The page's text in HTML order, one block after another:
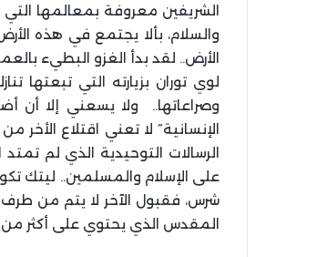
الشريفين معروفة بمعالمها
والسلام، بألا يجتمع في هذه
الأرض.. لقد بدأ الغزو البطيء
لوي توران بزيارته التي
وصراعاتها.. ولا يسعني إلا أن
الإنسانية” لا تعني اقتلاع
الرسالات التوحيدية الذي لم
على الإسلام والمسلمين.. ليتك
شرس، فقبول الآخر لا يتم من طرف
المقدس الذي يحتوي على أكثر من 15000 آية عنف دموي وقتل وذبح بحد السيف.